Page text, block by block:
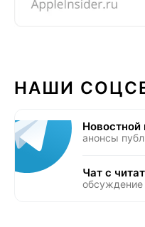
НАШИ
Новостной
анонсы
Чат с
обсуждение